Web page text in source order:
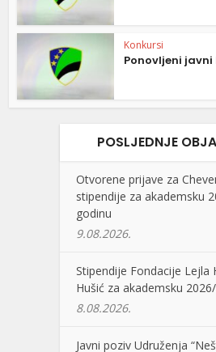
Konkursi
Ponovljeni
POSLJEDNJE
Otvorene prijave za
stipendije za akademsku
godinu
9.08.2026.
Stipendije Fondacije Lejla
Hušić za akademsku
8.08.2026.
Javni poziv Udruženja